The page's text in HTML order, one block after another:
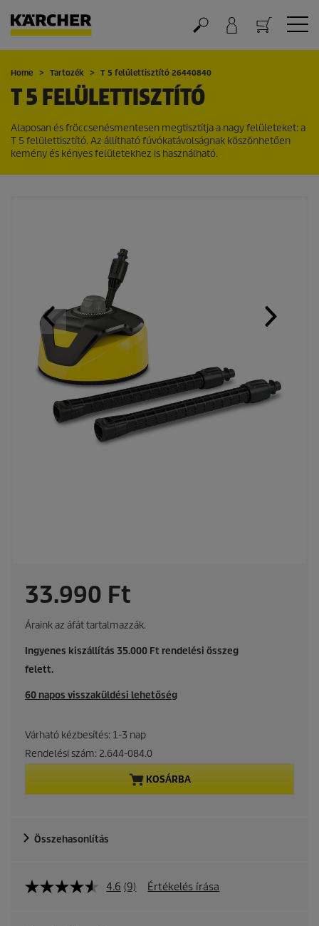
Kosár
Home Tartozék T 5 felülettisztító 26440840
T 5 FELÜLETTISZTÍTÓ
Alaposan és fröccsenésmentesen megtisztítja a nagy felületeket: a
T 5 felülettisztító. Az állítható fúvókatávolságnak köszönhetően
kemény és kényes felületekhez is használható.
C
u
r
r
n
t
p
r
d
33.990 Ft
Áraink az áfát tartalmazzák.
Ingyenes kiszállítás 35.000 Ft rendelési összeg
felett.
60 napos visszaküldési lehetőség
Várható kézbesítés: 1-3 nap
Rendelési szám: 2.644-084.0
KOSÁRBA
Összehasonlítás
4.6 (9) Értékelés írása